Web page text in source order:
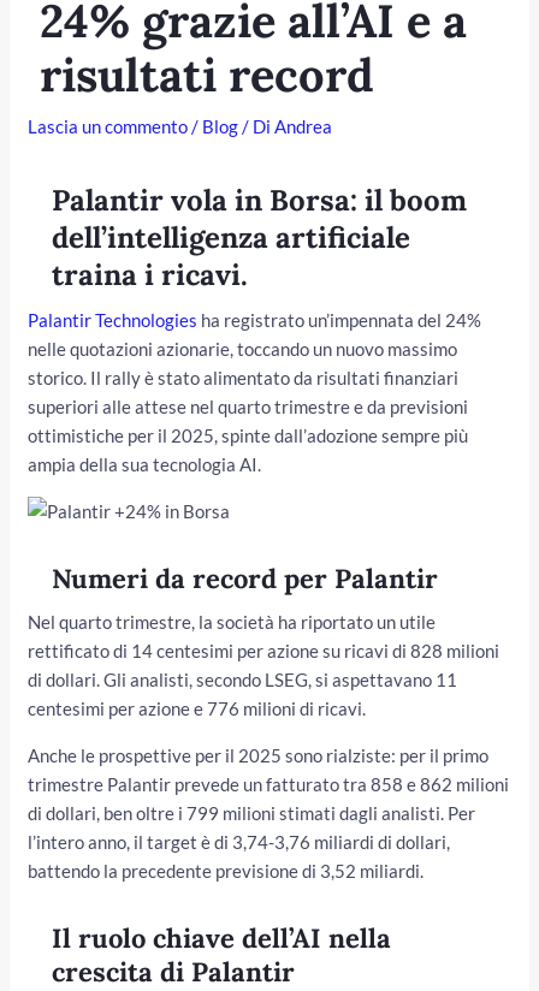
24% grazie all’AI e a
risultati record
Lascia un commento/ Blog/ DiAndrea
Palantir vola in Borsa: il boom
dell’intelligenza artificiale
traina i ricavi.
Palantir Technologies ha registrato un’impennata del 24%
nelle quotazioni azionarie, toccando un nuovo massimo
storico. Il rally è stato alimentato da risultati finanziari
superiori alle attese nel quarto trimestre e da previsioni
ottimistiche per il 2025, spinte dall’adozione sempre più
ampia della sua tecnologia AI.
Numeri da record per Palantir
Nel quarto trimestre, la società ha riportato un utile
rettificato di 14 centesimi per azione su ricavi di 828 milioni
di dollari. Gli analisti, secondo LSEG, si aspettavano 11
centesimi per azione e 776 milioni di ricavi.
Anche le prospettive per il 2025 sono rialziste: per il primo
trimestre Palantir prevede un fatturato tra 858 e 862 milioni
di dollari, ben oltre i 799 milioni stimati dagli analisti. Per
l’intero anno, il target è di 3,74-3,76 miliardi di dollari,
battendo la precedente previsione di 3,52 miliardi.
Il ruolo chiave dell’AI nella
crescita di Palantir